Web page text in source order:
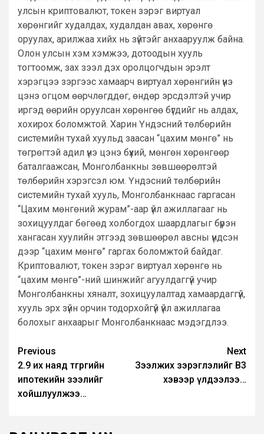
улсын криптовалют, токен зэрэг виртуал
хөрөнгийг худалдах, худалдан авах, хөрөнгө
оруулах, арилжаа хийх нь зүйтэйг анхааруулж байна.
Олон улсын хэм хэмжээ, дотоодын хууль
тогтоомж, зах зээл дэх оролцогчдын эрэлт
хэрэгцээ зэргээс хамаарч виртуал хөрөнгийн үнэ
цэнэ огцом өөрчлөгддөг, өндөр эрсдэлтэй учир
иргэд өөрийн оруулсан хөрөнгөө бүгдийг нь алдах,
хохирох боломжтой. Харин Үндэсний төлбөрийн
системийн тухай хуульд заасан “цахим мөнгө” нь
төгрөгтэй адил үнэ цэнэ бүхий, мөнгөн хөрөнгөөр
баталгаажсан, Монголбанкны зөвшөөрөлтэй
төлбөрийн хэрэгсэл юм. Үндэсний төлбөрийн
системийн тухай хууль, Монголбанкнаас гаргасан
“Цахим мөнгөний журам”-аар үйл ажиллагааг нь
зохицуулдаг бөгөөд холбогдох шаардлагыг бүрэн
хангасан хуулийн этгээд зөвшөөрөл авсны үндсэн
дээр “цахим мөнгө” гаргах боломжтой байдаг.
Криптовалют, токен зэрэг виртуал хөрөнгө нь
“цахим мөнгө”-ний шинжийг агуулдаггүй учир
Монголбанкны хяналт, зохицуулалтад хамаардаггүй,
хууль эрх зүйн орчин тодорхойгүй үйл ажиллагаа
болохыг анхаарыг Монголбанкнаас мэдэгдлээ.
Post
navigation
Previous
2.9 их наяд төгрөгийн
ипотекийн зээлийг
хойшлуулжээ…
Next
Зээлжих зэрэглэлийг B3
хэвээр үлдээлээ…